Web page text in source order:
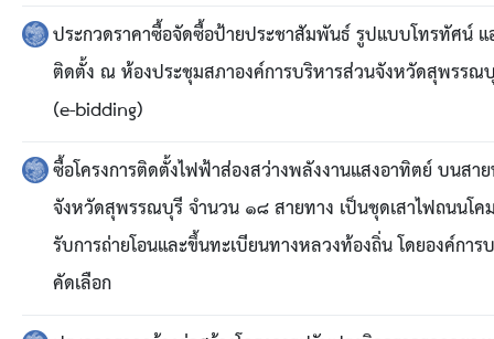
หนังสือสั่งการ
สรุปผลการปฏิบัติงานประจำเดือน GPS
ระเบียบพัสดุฯ การจัดซื้อจัดจ้าง
การเสริมสร้างคุณธรรมจริยธรรม
ITA : การประเมินคุณธรรมและความโปร่งใสในการ
ประกวดราคาซื้อจัดซื้อป้ายประชาสัมพันธ์ รูปแบบโทรทัศน์
ติดตั้ง ณ ห้องประชุมสภาองค์การบริหารส่วนจังหวัดสุพรรณ
(e-bidding)
ซื้อโครงการติดตั้งไฟฟ้าส่องสว่างพลังงานแสงอาทิตย์ บนส
จังหวัดสุพรรณบุรี จำนวน ๑๘ สายทาง เป็นชุดเสาไฟถนน
รับการถ่ายโอนและขึ้นทะเบียนทางหลวงท้องถิ่น โดยองค์ก
คัดเลือก